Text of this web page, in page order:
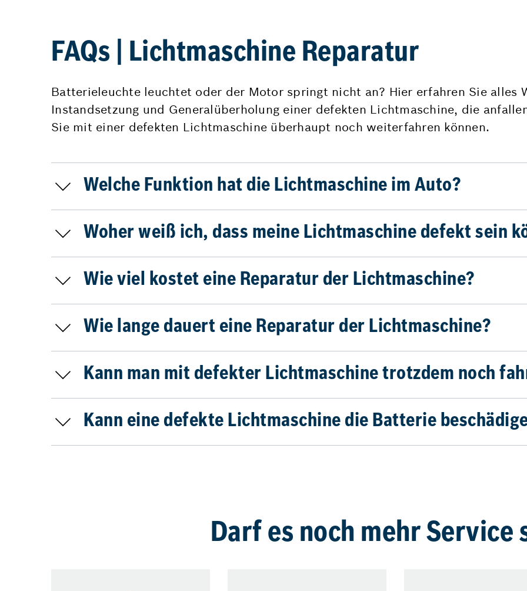
FAQs | Lichtmaschine Reparatur
Batterieleuchte leuchtet oder der Motor springt nicht an? Hier erfahren Sie alles
Instandsetzung und Generalüberholung einer defekten Lichtmaschine, die
Sie mit einer defekten Lichtmaschine überhaupt noch weiterfahren können.
Welche Funktion hat die Lichtmaschine im Auto?
Woher weiß ich, dass meine Lichtmaschine defekt sein
Wie viel kostet eine Reparatur der Lichtmaschine?
Wie lange dauert eine Reparatur der Lichtmaschine?
Kann man mit defekter Lichtmaschine trotzdem noch
Kann eine defekte Lichtmaschine die Batterie
Darf es noch mehr Service